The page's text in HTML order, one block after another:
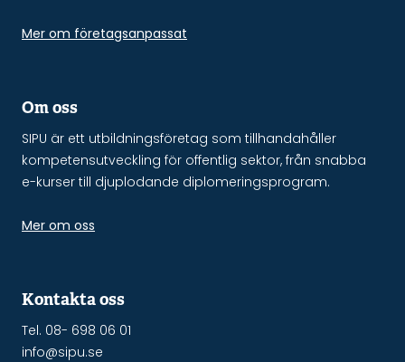
Mer om företagsanpassat
Om oss
SIPU är ett utbildningsföretag som tillhandahåller
kompetensutveckling för offentlig sektor, från snabba
e-kurser till djuplodande diplomeringsprogram.
Mer om oss
Kontakta oss
Tel. 08- 698 06 01
info@sipu.se